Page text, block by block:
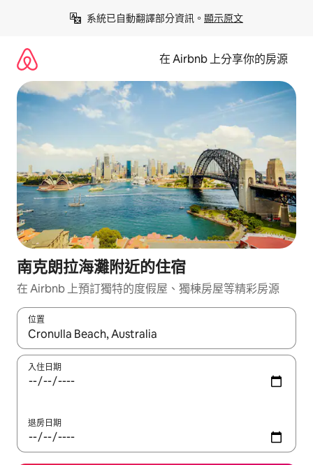
系統已自動翻譯部分資訊。 顯示原文
在 Airbnb 上分享你的房源
南克朗拉海灘附近的住宿
在 Airbnb 上預訂獨特的度假屋、獨棟房屋等精彩房源
位置
如有搜尋結果，瀏覽內容時請使用上下箭頭，或輕點、滑動裝置。
入住日期
退房日期